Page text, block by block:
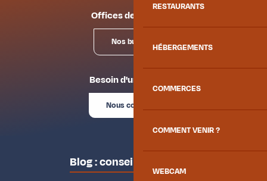
RESTAURANTS
HÉBERGEMENTS
COMMERCES
COMMENT VENIR ?
WEBCAM
Offices de tourisme
Nos bureaux
Besoin d'un conseil ?
Nous contacter
Blog : conseils des locaux